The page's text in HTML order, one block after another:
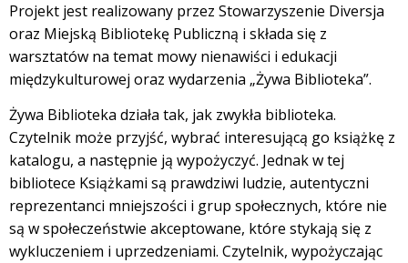
Projekt jest realizowany przez Stowarzyszenie Diversja
oraz Miejską Bibliotekę Publiczną i składa się z
warsztatów na temat mowy nienawiści i edukacji
międzykulturowej oraz wydarzenia „Żywa Biblioteka”.
Żywa Biblioteka działa tak, jak zwykła biblioteka.
Czytelnik może przyjść, wybrać interesującą go książkę z
katalogu, a następnie ją wypożyczyć. Jednak w tej
bibliotece Książkami są prawdziwi ludzie, autentyczni
reprezentanci mniejszości i grup społecznych, które nie
są w społeczeństwie akceptowane, które stykają się z
wykluczeniem i uprzedzeniami. Czytelnik, wypożyczając